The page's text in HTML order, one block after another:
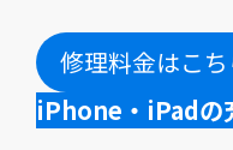
修理料金はこ
iPhone・iPadの